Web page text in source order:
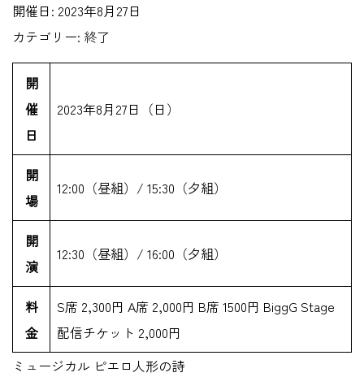
開催日: 2023年8月27日
カテゴリー: 終了
開
催
日
2023年8月27日（日）
開
場
12:00（昼組）/ 15:30（夕組）
開
演
12:30（昼組）/ 16:00（夕組）
料
金
S席 2,300円 A席 2,000円 B席 1500円 BiggG Stage
配信チケット 2,000円
ミュージカル ピエロ人形の詩